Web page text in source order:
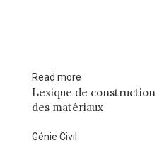
Read more
Lexique de
des matériaux
Génie Civil